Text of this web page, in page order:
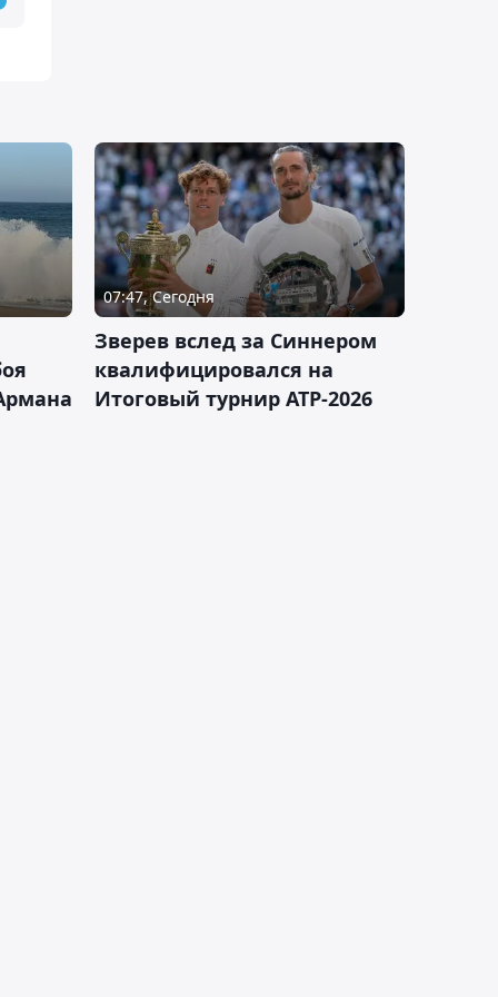
07:47, Сегодня
Зверев вслед за Синнером
квалифицировался на
Итоговый турнир ATP-2026